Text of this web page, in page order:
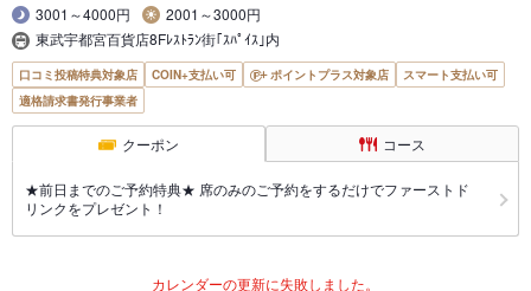
3001～4000円
2001～3000円
東武宇都宮百貨店8Fﾚｽﾄﾗﾝ街｢ｽﾊﾟｲｽ｣内
口コミ投稿特典対象店 COIN+支払い可 ポイントプラス対象店
スマート支払い可
適格請求書発行事業者
クーポン コース
★前日までのご予約特典★ 席のみのご予約をするだけでファーストド
リンクをプレゼント！
カレンダーの更新に失敗しました。